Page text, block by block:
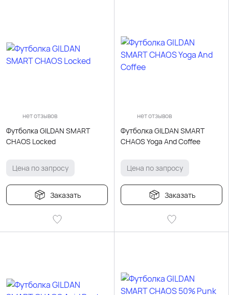
нет отзывов
Футболка GILDAN SMART
CHAOS Locked
Цена по запросу
Заказать
нет отзывов
Футболка GILDAN SMART
CHAOS Yoga And Coffee
Цена по запросу
Заказать